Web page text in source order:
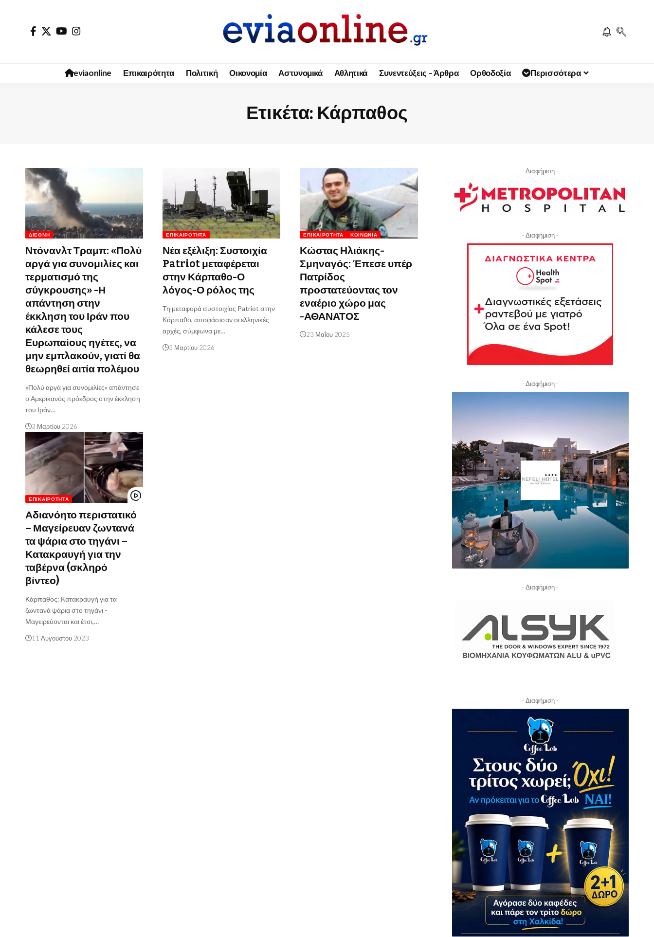
eviaonline Επικαιρότητα Πολιτική Οικονομία Αστυνομικά Αθλητικά Συνεντεύξεις – Άρθρα Ορθοδοξία Περισσότερα
Ετικέτα: Κάρπαθος
ΔΙΕΘΝΉ
Ντόνανλτ Τραμπ: «Πολύ
αργά για συνομιλίες και
τερματισμό της
σύγκρουσης» -Η
απάντηση στην
έκκληση του Ιράν που
κάλεσε τους
Ευρωπαίους ηγέτες, να
μην εμπλακούν, γιατί θα
θεωρηθεί αιτία πολέμου
«Πολύ αργά για συνομιλίες» απάντησε
ο Αμερικανός πρόεδρος στην έκκληση
του Ιράν…
3 Μαρτίου 2026
ΕΠΙΚΑΙΡΌΤΗΤΑ
Νέα εξέλιξη: Συστοιχία
Patriot μεταφέρεται
στην Κάρπαθο-Ο
λόγος-Ο ρόλος της
Τη μεταφορά συστοιχίας Patriot στην
Κάρπαθο, αποφάσισαν οι ελληνικές
αρχές, σύμφωνα με…
3 Μαρτίου 2026
ΕΠΙΚΑΙΡΌΤΗΤΑ ΚΟΙΝΩΝΊΑ
Κώστας Ηλιάκης-
Σμηναγός: Έπεσε υπέρ
Πατρίδος
προστατεύοντας τον
εναέριο χώρο μας
-ΑΘΑΝΑΤΟΣ
23 Μαΐου 2025
ΕΠΙΚΑΙΡΌΤΗΤΑ
Αδιανόητο περιστατικό
– Μαγείρευαν ζωντανά
τα ψάρια στο τηγάνι –
Κατακραυγή για την
ταβέρνα (σκληρό
βίντεο)
Κάρπαθος: Κατακραυγή για τα
ζωντανά ψάρια στο τηγάνι -
Μαγειρεύονται και έτσι,…
11 Αυγούστου 2023
- Διαφήμιση -
- Διαφήμιση -
- Διαφήμιση -
- Διαφήμιση -
- Διαφήμιση -